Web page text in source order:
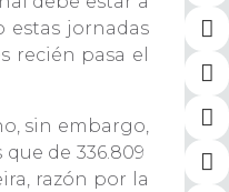
estas jornadas
recién pasa el
sin embargo,
de 336.809
razón por la